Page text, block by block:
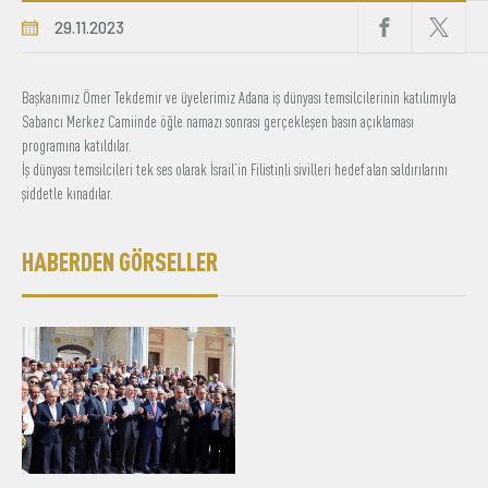
Üyelik
E-İşlemler
Hakkımızda İletişim
29.11.2023
Başkanımız Ömer Tekdemir ve üyelerimiz Adana iş dünyası temsilcilerinin katılımıyla
Sabancı Merkez Camiinde öğle namazı sonrası gerçekleşen basın açıklaması
programına katıldılar.
İş dünyası temsilcileri tek ses olarak İsrail’in Filistinli sivilleri hedef alan saldırılarını
şiddetle kınadılar.
HABERDEN GÖRSELLER